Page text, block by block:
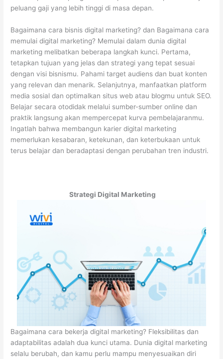
peluang gaji yang lebih tinggi di masa depan.
Bagaimana cara bisnis digital marketing? dan Bagaimana cara
memulai digital marketing? Memulai dalam dunia digital
marketing melibatkan beberapa langkah kunci. Pertama,
tetapkan tujuan yang jelas dan strategi yang tepat sesuai
dengan visi bisnismu. Pahami target audiens dan buat konten
yang relevan dan menarik. Selanjutnya, manfaatkan platform
media sosial dan optimalkan situs web atau blogmu untuk SEO.
Belajar secara otodidak melalui sumber-sumber online dan
praktik langsung akan mempercepat kurva pembelajaranmu.
Ingatlah bahwa membangun karier digital marketing
memerlukan kesabaran, ketekunan, dan keterbukaan untuk
terus belajar dan beradaptasi dengan perubahan tren industri.
Strategi Digital Marketing
Bagaimana cara bekerja digital marketing? Fleksibilitas dan
adaptabilitas adalah dua kunci utama. Dunia digital marketing
selalu berubah, dan kamu perlu mampu menyesuaikan diri